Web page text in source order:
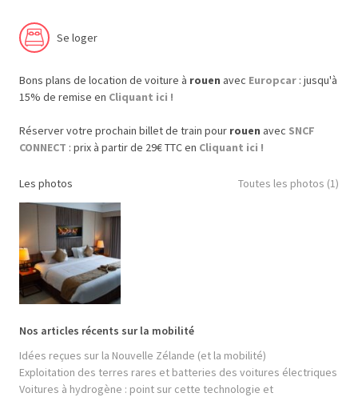
Se loger
Bons plans de location de voiture à rouen avec Europcar : jusqu'à
15% de remise en Cliquant ici !
Réserver votre prochain billet de train pour rouen avec SNCF
CONNECT : prix à partir de 29€ TTC en Cliquant ici !
Les photos Toutes les photos (1)
Nos articles récents sur la mobilité
Idées reçues sur la Nouvelle Zélande (et la mobilité)
Exploitation des terres rares et batteries des voitures électriques
Voitures à hydrogène : point sur cette technologie et